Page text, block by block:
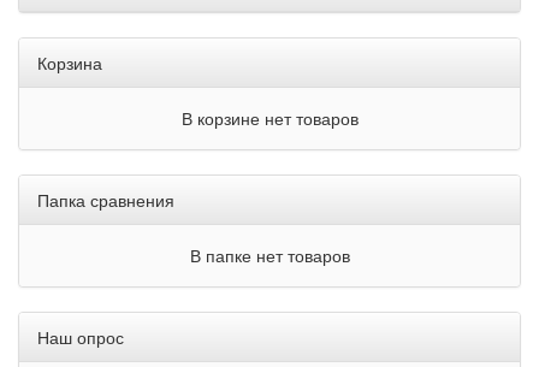
Корзина
В корзине нет товаров
Папка сравнения
В папке нет товаров
Наш опрос